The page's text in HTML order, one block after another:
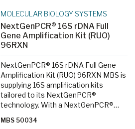
MOLECULAR BIOLOGY SYSTEMS
NextGenPCR® 16S rDNA Full
Gene Amplification Kit (RUO)
96RXN
NextGenPCR® 16S rDNA Full Gene
Amplification Kit (RUO) 96RXN MBS is
supplying 16S amplification kits
tailored to its NextGenPCR®
technology. With a NextGenPCR®
assay enables sequencing the
MBS 50034